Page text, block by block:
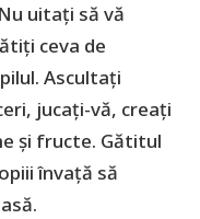
Nu uitați să vă
ceva de
Ascultați
jucați-vă, creați
și fructe. Gătitul
învață să